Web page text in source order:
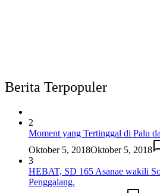
Berita Terpopuler
2
Moment yang Tertinggal di Palu
Oktober 5, 2018Oktober 5, 2018
3
HEBAT, SD 165 Asanae wakili
Penggalang.